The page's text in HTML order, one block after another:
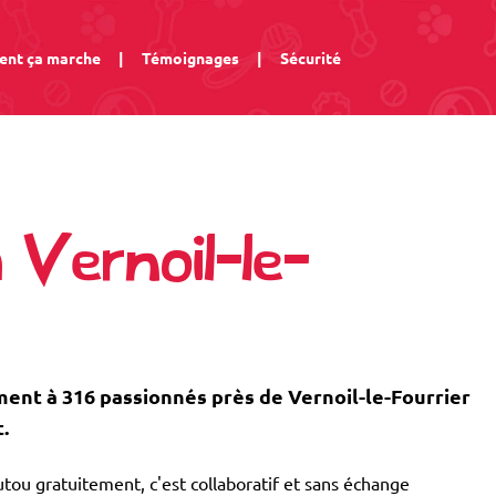
ça marche | Témoignages | Sécurité
Vernoil-le-
à 316 passionnés près de Vernoil-le-Fourrier
gratuitement, c'est collaboratif et sans échange